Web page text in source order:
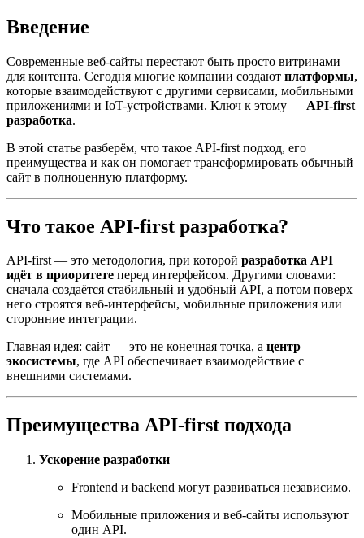
Введение
Современные веб-сайты перестают быть просто витринами
для контента. Сегодня многие компании создают платформы,
которые взаимодействуют с другими сервисами, мобильными
приложениями и IoT-устройствами. Ключ к этому — API-first
разработка.
В этой статье разберём, что такое API-first подход, его
преимущества и как он помогает трансформировать обычный
сайт в полноценную платформу.
Что такое API-first разработка?
API-first — это методология, при которой разработка API
идёт в приоритете перед интерфейсом. Другими словами:
сначала создаётся стабильный и удобный API, а потом поверх
него строятся веб-интерфейсы, мобильные приложения или
сторонние интеграции.
Главная идея: сайт — это не конечная точка, а центр
экосистемы, где API обеспечивает взаимодействие с
внешними системами.
Преимущества API-first подхода
Ускорение разработки
Frontend и backend могут развиваться независимо.
Мобильные приложения и веб-сайты используют
один API.